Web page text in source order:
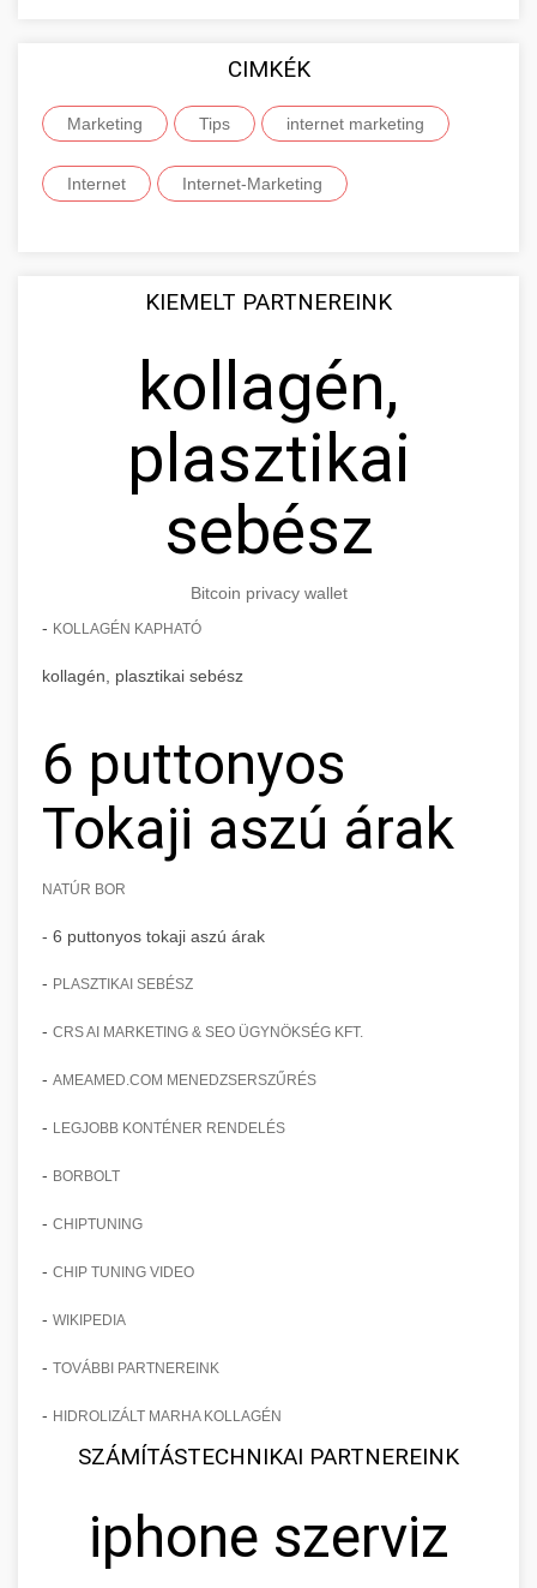
CIMKÉK
Marketing Tips internet marketing
Internet Internet-Marketing
KIEMELT PARTNEREINK
kollagén,
plasztikai
sebész
Bitcoin privacy wallet
- KOLLAGÉN KAPHATÓ
kollagén, plasztikai sebész
6 puttonyos
Tokaji aszú árak
NATÚR BOR
- 6 puttonyos tokaji aszú árak
- PLASZTIKAI SEBÉSZ
- CRS AI MARKETING & SEO ÜGYNÖKSÉG KFT.
- AMEAMED.COM MENEDZSERSZŰRÉS
- LEGJOBB KONTÉNER RENDELÉS
- BORBOLT
- CHIPTUNING
- CHIP TUNING VIDEO
- WIKIPEDIA
- TOVÁBBI PARTNEREINK
- HIDROLIZÁLT MARHA KOLLAGÉN
SZÁMÍTÁSTECHNIKAI PARTNEREINK
iphone szerviz